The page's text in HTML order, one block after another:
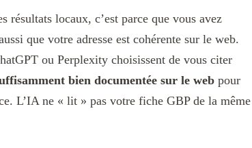
résultats locaux, c’est parce que vous avez
que votre adresse est cohérente sur le web.
ou Perplexity choisissent de vous citer
bien documentée sur le web pour
L’IA ne « lit » pas votre fiche GBP de la même